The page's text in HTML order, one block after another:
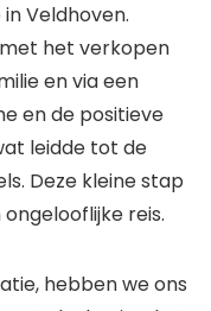
Veldhoven.
het verkopen
en via een
en de positieve
leidde tot de
Deze kleine stap
reis.
hebben we ons